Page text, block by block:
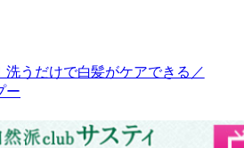
洗うだけで白髪がケアできる／
ー